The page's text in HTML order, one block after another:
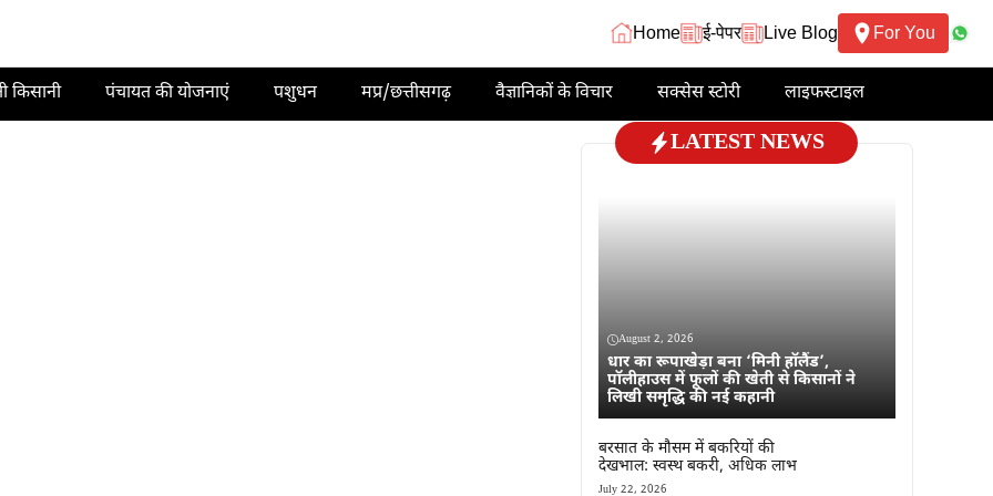
Home ई-पेपर Live Blog For You
किसानी पंचायत की योजनाएं पशुधन मप्र/छत्तीसगढ़ वैज्ञानिकों के विचार सक्सेस स्टोरी लाइफस्टाइल
LATEST NEWS
August 2, 2026
धार का रूपाखेड़ा बना ‘मिनी हॉलैंड’,
पॉलीहाउस में फूलों की खेती से किसानों ने
लिखी समृद्धि की नई कहानी
बरसात के मौसम में बकरियों की
देखभाल: स्वस्थ बकरी, अधिक लाभ
July 22, 2026